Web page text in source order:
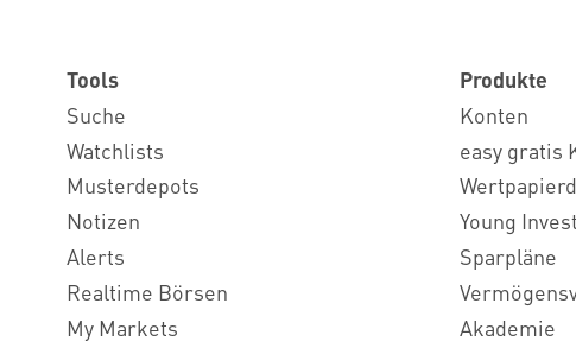
Tools
Suche
Watchlists
Musterdepots
Notizen
Alerts
Realtime Börsen
My Markets
Produkte
Konten
easy gratis
Young
Sparpläne
Akademie